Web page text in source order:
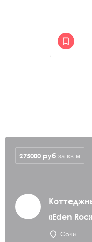
«Eden Roc»
Сочи
275000 руб за кв.м